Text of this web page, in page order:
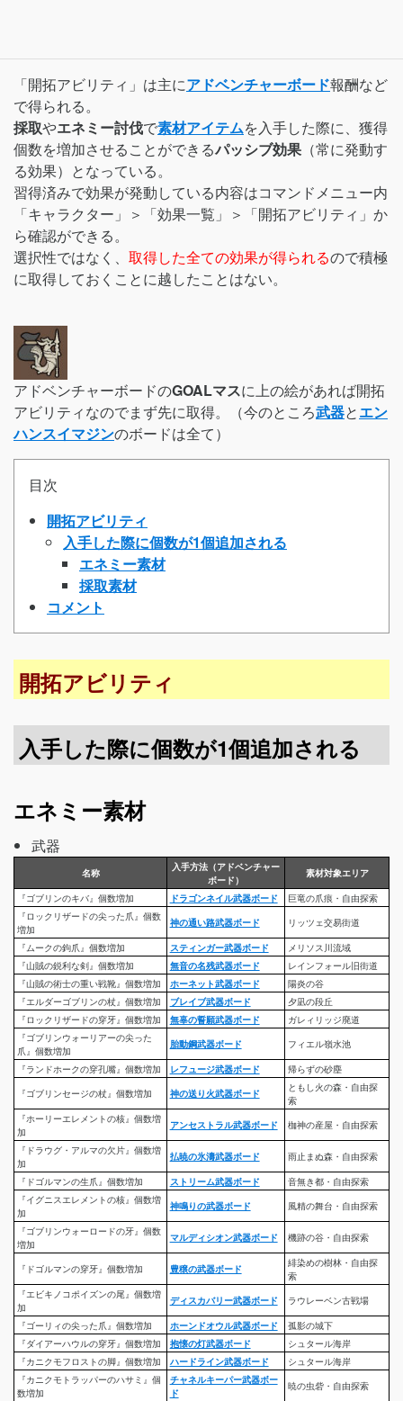
「開拓アビリティ」は主にアドベンチャーボード報酬など
で得られる。
採取やエネミー討伐で素材アイテムを入手した際に、獲得
個数を増加させることができるパッシブ効果 （常に発動す
る効果）となっている。
習得済みで効果が発動している内容はコマンドメニュー内
「キャラクター」＞「効果一覧」＞「開拓アビリティ」か
ら確認ができる。
選択性ではなく、 取得した全ての効果が得られるので積極
に取得しておくことに越したことはない。
アドベンチャーボードのGOALマスに上の絵があれば開拓
アビリティなのでまず先に取得。（今のところ武器とエン
ハンスイマジンのボードは全て）
目次
開拓アビリティ
入手した際に個数が1個追加される
エネミー素材
採取素材
コメント
開拓アビリティ
入手した際に個数が1個追加される
エネミー素材
武器
名称
入手方法（アドベンチャー
ボード）
素材対象エリア
『ゴブリンのキバ』個数増加
ドラゴンネイル武器ボード
巨竜の爪痕・自由探索
『ロックリザードの尖った爪』個数
増加
神の通い路武器ボード
リッツェ交易街道
『ムークの鉤爪』個数増加
スティンガー武器ボード
メリソス川流域
『山賊の鋭利な剣』個数増加
無音の名残武器ボード
レインフォール旧街道
『山賊の術士の重い戦靴』個数増加
ホーネット武器ボード
陽炎の谷
『エルダーゴブリンの杖』個数増加
ブレイブ武器ボード
夕凪の段丘
『ロックリザードの穿牙』個数増加
無辜の誓願武器ボード
ガレィリッジ廃道
『ゴブリンウォーリアーの尖った
爪』個数増加
胎動鋼武器ボード
フィエル嶺水池
『ランドホークの穿孔嘴』個数増加
レフュージ武器ボード
帰らずの砂塵
『ゴブリンセージの杖』個数増加
神の送り火武器ボード
ともし火の森・自由探
索
『ホーリーエレメントの核』個数増
加
アンセストラル武器ボード
枷神の産屋・自由探索
『ドラウグ・アルマの欠片』個数増
加
払暁の氷濤武器ボード
雨止まぬ森・自由探索
『ドゴルマンの生爪』個数増加
ストリーム武器ボード
音無き都・自由探索
『イグニスエレメントの核』個数増
加
神鳴りの武器ボード
風精の舞台・自由探索
『ゴブリンウォーロードの牙』個数
増加
マルディシオン武器ボード 機跡の谷・自由探索
『ドゴルマンの穿牙』個数増加 豊穣の武器ボード
緋染めの樹林・自由探
索
『エビキノコポイズンの尾』個数増
加
ディスカバリー武器ボード
ラウレーベン古戦場
『ゴーリィの尖った爪』個数増加
ホーンドオウル武器ボード
孤影の城下
『ダイアーハウルの穿牙』個数増加
抱懐の灯武器ボード
シュタール海岸
『カニクモフロストの脚』個数増加
ハードライン武器ボード
シュタール海岸
『カニクモトラッパーのハサミ』個
数増加
チャネルキーパー武器ボー
ド
暁の虫砦・自由探索